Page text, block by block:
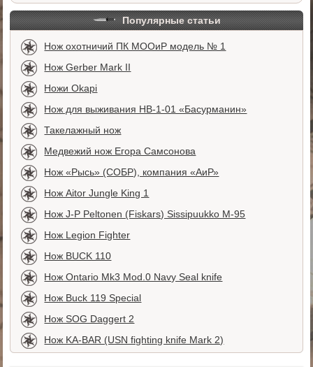
Популярные статьи
Нож охотничий ПК МООиР модель № 1
Нож Gerber Mark II
Ножи Okapi
Нож для выживания НВ-1-01 «Басурманин»
Такелажный нож
Медвежий нож Егора Самсонова
Нож «Рысь» (СОБР), компания «АиР»
Нож Aitor Jungle King 1
Нож J-P Peltonen (Fiskars) Sissipuukko М-95
Нож Legion Fighter
Нож BUCK 110
Нож Ontario Mk3 Mod.0 Navy Seal knife
Нож Buck 119 Special
Нож SOG Daggert 2
Нож KA-BAR (USN fighting knife Mark 2)